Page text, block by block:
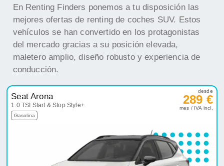
En Renting Finders ponemos a tu disposición las
mejores ofertas de renting de coches SUV. Estos
vehículos se han convertido en los protagonistas
del mercado gracias a su posición elevada,
maletero amplio, diseño robusto y experiencia de
conducción.
Seat Arona
1.0 TSI Start & Stop Style+
Gasolina
desde
289 €
mes / IVA incl.